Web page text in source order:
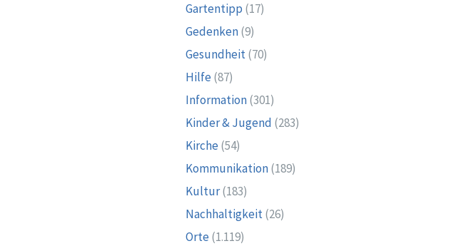
Gartentipp (17)
Gedenken(9)
Gesundheit(70)
Hilfe (87)
Information(301)
Kinder & Jugend (283)
Kirche (54)
Kommunikation(189)
Kultur(183)
Nachhaltigkeit(26)
Orte (1.119)